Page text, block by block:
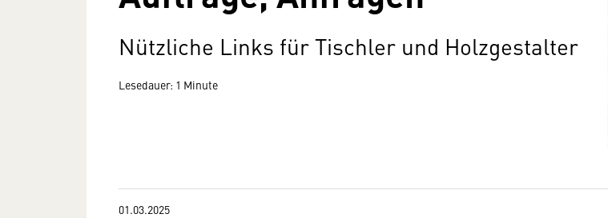
Nützliche Links für Tischler und Holzgestalter
Lesedauer: 1 Minute
01.03.2025